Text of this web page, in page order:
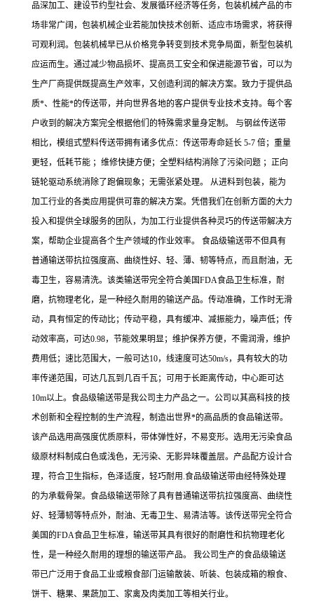
品深加工、建设节约型社会、发展循环经济等任务，包装机械产品的市
场非常广阔，包装机械企业若能加快技术创新、适应市场需求，将获得
可观利润。包装机械早已从价格竞争转变到技术竞争局面，新型包装机
应运而生。通过减少物品损坏、提高员工安全和保进能源节省，可以为
生产厂商提供既提高生产效率，又创造利润的解决方案。致力于提供品
质*、性能*的传送带，并向世界各地的客户提供专业技术支持。每个客
户收到的解决方案完全根据他们的特殊需求量身定制。 与钢丝传送带
相比，模组式塑料传送带拥有诸多优点：传送带寿命延长 5-7 倍；重量
更轻，低耗节能 ；维修快捷方便；全塑料结构消除了污染问题 ；正向
链轮驱动系统消除了跑偏现象；无需张紧处理。 从进料到包装，能为
加工行业的各类应用提供可靠的解决方案。凭借我们在创新方面的大力
投入和提供全球服务的团队，为加工行业提供各种灵巧的传送带解决方
案，帮助企业提高各个生产领域的作业效率。 食品级输送带不但具有
普通输送带抗拉强度高、曲绕性好、轻、薄、韧等特点，而且耐油，无
毒卫生，容易清洗。该类输送带完全符合美国FDA食品卫生标准，耐
磨，抗物理老化，是一种经久耐用的输送产品。传动准确，工作时无滑
动，具有恒定的传动比；传动平稳，具有缓冲、减振能力，噪声低；传
动效率高，可达0.98，节能效果明显；维护保养方便，不需润滑，维护
费用低；速比范围大，一般可达10，线速度可达50m/s，具有较大的功
率传递范围，可达几瓦到几百千瓦；可用于长距离传动，中心距可达
10m以上。食品级输送带是我公司主力产品之一。公司以其高科技的技
术创新和全程控制的生产流程，制造出世界*的高品质的食品输送带。
该产品选用高强度优质原料，带体弹性好，不易变形。选用无污染食品
级原材料制成白色或浅色，无污染、无影异味覆盖层。产品配方设计合
理，符合卫生指标，色泽适度，轻巧耐用.食品级输送带由经特殊处理
的为承载骨架。食品级输送带除了具有普通输送带抗拉强度高、曲绕性
好、轻薄韧等特点外，耐油、无毒卫生、易清洁等。该传送带完全符合
美国的FDA食品卫生标准，输送带其具有很好的耐磨性和抗物理老化
性，是一种经久耐用的理想的输送带产品。 我公司生产的食品级输送
带已广泛用于食品工业或粮食部门运输散装、听装、包装成箱的粮食、
饼干、糖果、果蔬加工、家禽及肉类加工等相关行业。